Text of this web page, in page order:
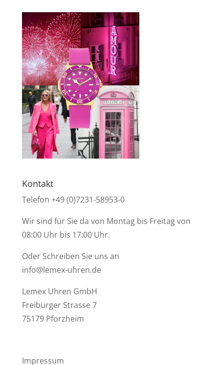
Kontakt
Telefon +49 (0)7231-58953-0
Wir sind für Sie da von Montag bis Freitag von
08:00 Uhr bis 17:00 Uhr.
Oder Schreiben Sie uns an
info@lemex-uhren.de
Lemex Uhren GmbH
Freiburger Strasse 7
75179 Pforzheim
Impressum